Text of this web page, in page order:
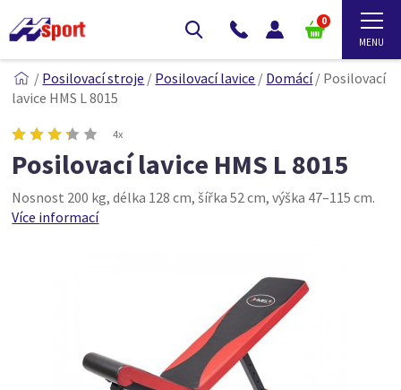
0
/ Posilovací stroje / Posilovací lavice / Domácí/ Posilovací
lavice HMS L 8015
4x
Posilovací lavice HMS L 8015
Nosnost 200 kg, délka 128 cm, šířka 52 cm, výška 47–115 cm.
Více informací